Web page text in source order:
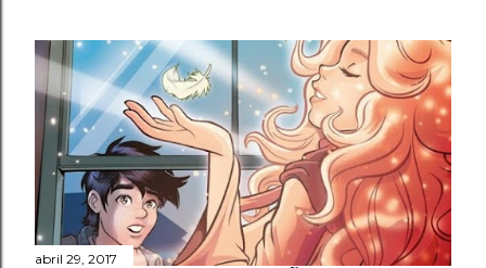
abril 29, 2017